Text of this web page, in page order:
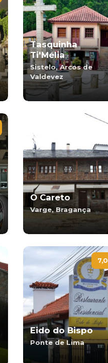
Tasquinha
Ti'Mélia
Sistelo, Arcos de
Valdevez
O Careto
Varge, Bragança
7,0
Eido do Bispo
Ponte de Lima